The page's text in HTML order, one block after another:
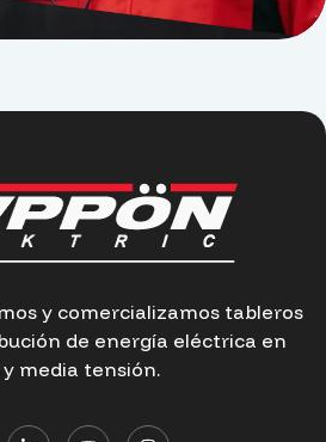
y comercializamos tableros
de energía eléctrica en
y media tensión.